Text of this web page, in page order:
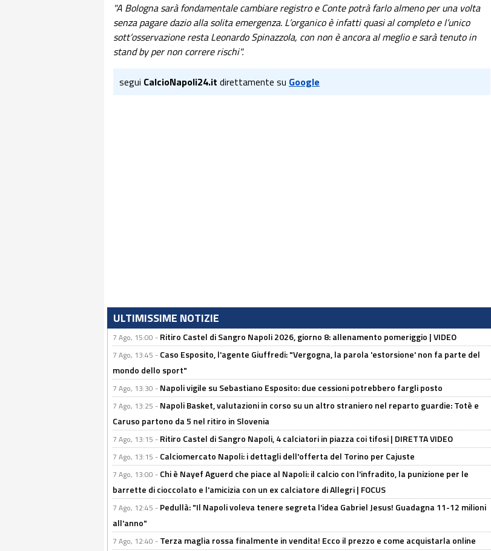
"A Bologna sarà fondamentale cambiare registro e Conte potrà farlo almeno per una volta
senza pagare dazio alla solita emergenza. L’organico è infatti quasi al completo e l’unico
sott’osservazione resta Leonardo Spinazzola, con non è ancora al meglio e sarà tenuto in
stand by per non correre rischi".
segui CalcioNapoli24.it direttamente su Google
ULTIMISSIME NOTIZIE
7 Ago, 15:00 - Ritiro Castel di Sangro Napoli 2026, giorno 8: allenamento pomeriggio | VIDEO
7 Ago, 13:45 - Caso Esposito, l'agente Giuffredi: "Vergogna, la parola 'estorsione' non fa parte del
mondo dello sport"
7 Ago, 13:30 - Napoli vigile su Sebastiano Esposito: due cessioni potrebbero fargli posto
7 Ago, 13:25 - Napoli Basket, valutazioni in corso su un altro straniero nel reparto guardie: Totè e
Caruso partono da 5 nel ritiro in Slovenia
7 Ago, 13:15 - Ritiro Castel di Sangro Napoli, 4 calciatori in piazza coi tifosi | DIRETTA VIDEO
7 Ago, 13:15 - Calciomercato Napoli: i dettagli dell'offerta del Torino per Cajuste
7 Ago, 13:00 - Chi è Nayef Aguerd che piace al Napoli: il calcio con l'infradito, la punizione per le
barrette di cioccolato e l'amicizia con un ex calciatore di Allegri | FOCUS
7 Ago, 12:45 - Pedullà: "Il Napoli voleva tenere segreta l'idea Gabriel Jesus! Guadagna 11-12 milioni
all'anno"
7 Ago, 12:40 - Terza maglia rossa finalmente in vendita! Ecco il prezzo e come acquistarla online